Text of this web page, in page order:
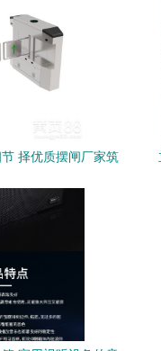
择优质摆闸厂家筑